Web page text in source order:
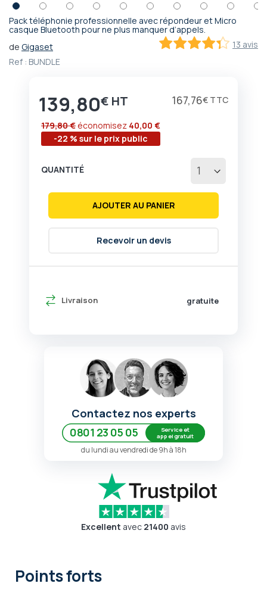
Pack téléphonie professionnelle avec répondeur et Micro
casque Bluetooth pour ne plus manquer d’appels.
13 avis
de Gigaset
Ref : BUNDLE
Livraison gratuite
139,80€ 167,76€
-22 % sur le prix public
179,80 € économisez 40,00 €
QUANTITÉ
AJOUTER AU PANIER
Recevoir un devis
Passer
début
de
d’images
Contactez nos experts
0801 23 05 05
Service et
appel gratuit
du lundi au vendredi de 9h à 18h
Excellent avec 21400 avis
Points forts